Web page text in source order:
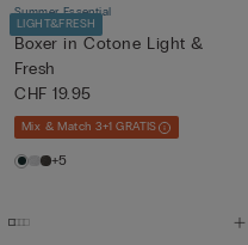
LIGHT&FRESH
Summer Essential
Boxer in Cotone Light &
Fresh
CHF 19.95
Mix & Match 3+1 GRATIS
+5